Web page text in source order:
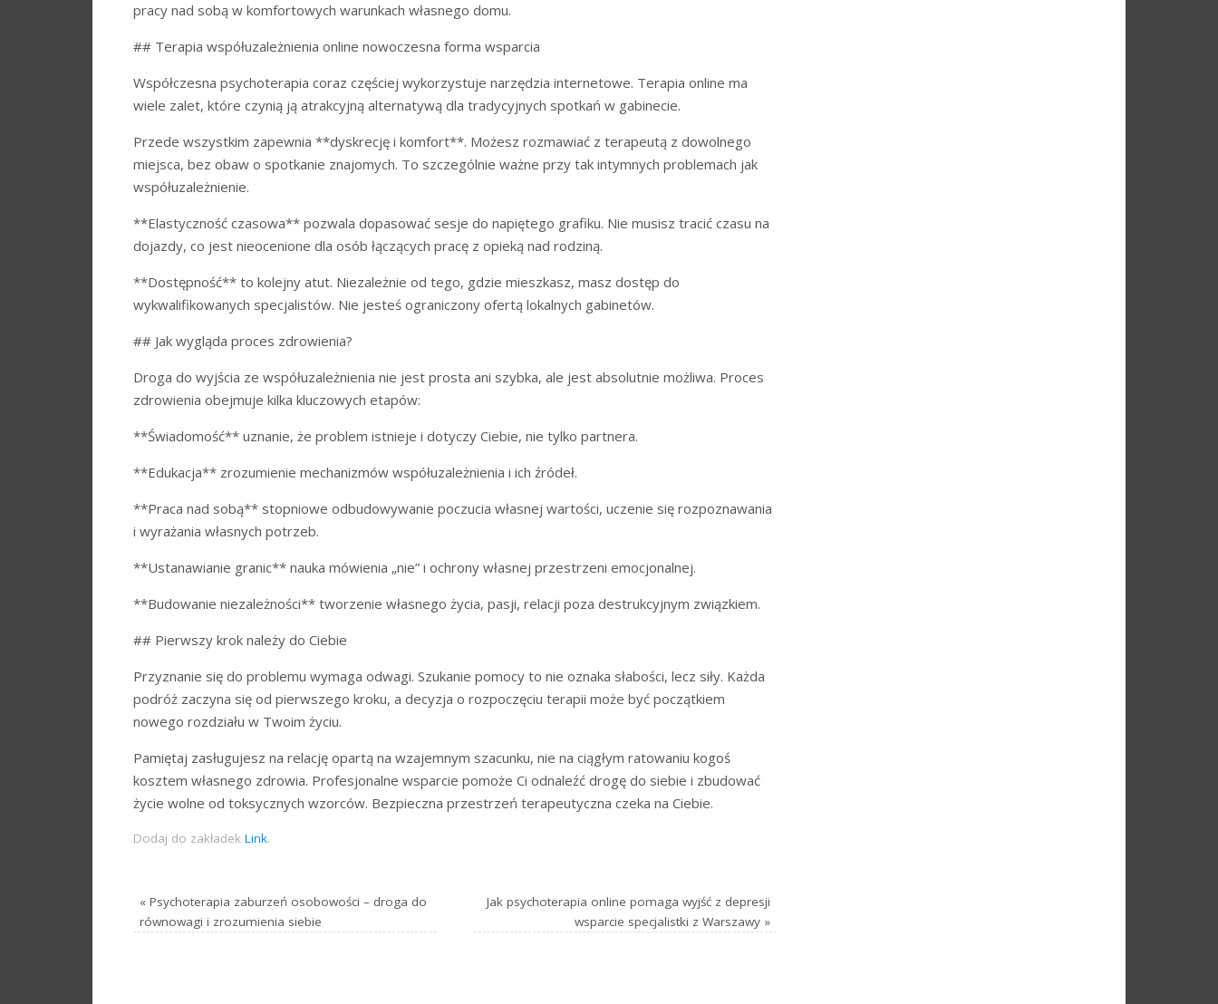
pracy nad sobą w komfortowych warunkach własnego domu.
## Terapia współuzależnienia online nowoczesna forma wsparcia
Współczesna psychoterapia coraz częściej wykorzystuje narzędzia internetowe. Terapia online ma
wiele zalet, które czynią ją atrakcyjną alternatywą dla tradycyjnych spotkań w gabinecie.
Przede wszystkim zapewnia **dyskrecję i komfort**. Możesz rozmawiać z terapeutą z dowolnego
miejsca, bez obaw o spotkanie znajomych. To szczególnie ważne przy tak intymnych problemach jak
współuzależnienie.
**Elastyczność czasowa** pozwala dopasować sesje do napiętego grafiku. Nie musisz tracić czasu na
dojazdy, co jest nieocenione dla osób łączących pracę z opieką nad rodziną.
**Dostępność** to kolejny atut. Niezależnie od tego, gdzie mieszkasz, masz dostęp do
wykwalifikowanych specjalistów. Nie jesteś ograniczony ofertą lokalnych gabinetów.
## Jak wygląda proces zdrowienia?
Droga do wyjścia ze współuzależnienia nie jest prosta ani szybka, ale jest absolutnie możliwa. Proces
zdrowienia obejmuje kilka kluczowych etapów:
**Świadomość** uznanie, że problem istnieje i dotyczy Ciebie, nie tylko partnera.
**Edukacja** zrozumienie mechanizmów współuzależnienia i ich źródeł.
**Praca nad sobą** stopniowe odbudowywanie poczucia własnej wartości, uczenie się rozpoznawania
i wyrażania własnych potrzeb.
**Ustanawianie granic** nauka mówienia „nie” i ochrony własnej przestrzeni emocjonalnej.
**Budowanie niezależności** tworzenie własnego życia, pasji, relacji poza destrukcyjnym związkiem.
## Pierwszy krok należy do Ciebie
Przyznanie się do problemu wymaga odwagi. Szukanie pomocy to nie oznaka słabości, lecz siły. Każda
podróż zaczyna się od pierwszego kroku, a decyzja o rozpoczęciu terapii może być początkiem
nowego rozdziału w Twoim życiu.
Pamiętaj zasługujesz na relację opartą na wzajemnym szacunku, nie na ciągłym ratowaniu kogoś
kosztem własnego zdrowia. Profesjonalne wsparcie pomoże Ci odnaleźć drogę do siebie i zbudować
życie wolne od toksycznych wzorców. Bezpieczna przestrzeń terapeutyczna czeka na Ciebie.
Dodaj do zakładek Link.
« Psychoterapia zaburzeń osobowości – droga do
równowagi i zrozumienia siebie
Jak psychoterapia online pomaga wyjść z depresji
wsparcie specjalistki z Warszawy »